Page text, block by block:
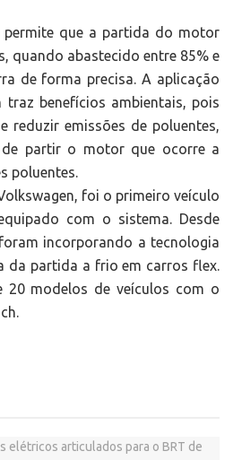
permite que a partida do motor
quando abastecido entre 85% e
de forma precisa. A aplicação
benefícios ambientais, pois
reduzir emissões de poluentes,
partir o motor que ocorre a
poluentes.
foi o primeiro veículo
com o sistema. Desde
incorporando a tecnologia
da partida a frio em carros flex.
20 modelos de veículos com o